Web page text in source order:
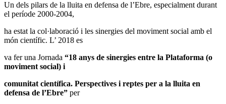
Un dels pilars de la lluita en defensa de l’Ebre, especialment durant
el període 2000-2004,
ha estat la col·laboració i les sinergies del moviment social amb el
món científic. L’ 2018 es
va fer una Jornada “18 anys de sinergies entre la Plataforma (o
moviment social) i
comunitat científica. Perspectives i reptes per a la lluita en
defensa de l’Ebre” per